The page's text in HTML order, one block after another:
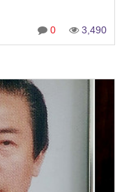
0 3,490